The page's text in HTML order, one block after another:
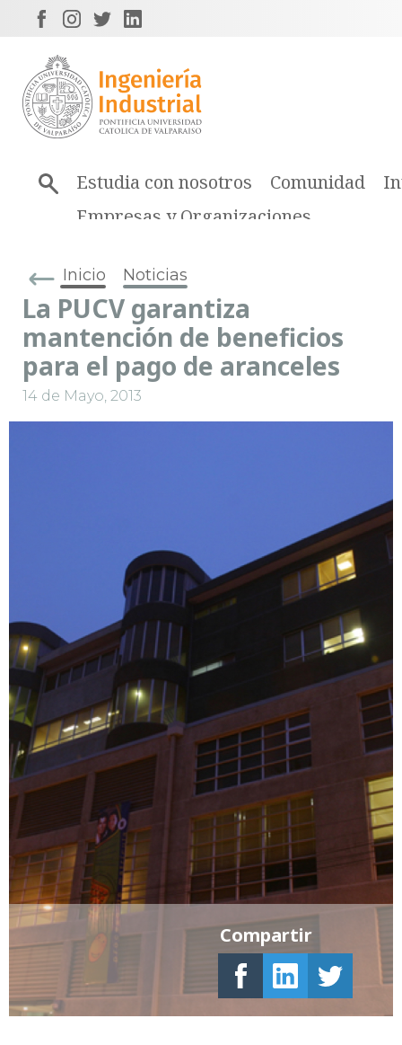
Estudia con nosotros Comunidad
Empresas y Organizaciones
Inicio Noticias
La PUCV garantiza
mantención de beneficios
para el pago de aranceles
14 de Mayo, 2013
Compartir